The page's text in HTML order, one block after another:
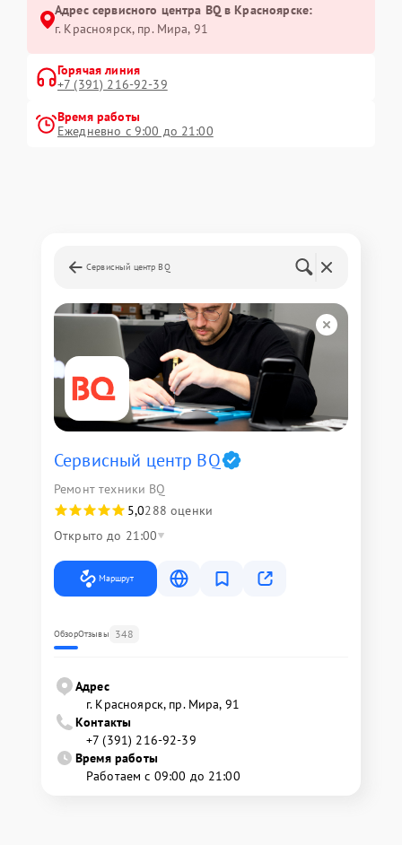
Адрес сервисного центра BQ в Красноярске:
г. Красноярск, ​пр. Мира, 91
Горячая линия
+7 (391) 216-92-39
Время работы
Ежедневно с 9:00 до 21:00
Сервисный центр BQ
Сервисный центр BQ
Ремонт техники BQ
5,0288 оценки
Открыто до 21:00
Маршрут
ОбзорОтзывы 348
Адрес
г. Красноярск, ​пр. Мира, 91
Контакты
+7 (391) 216-92-39
Время работы
Работаем с 09:00 до 21:00